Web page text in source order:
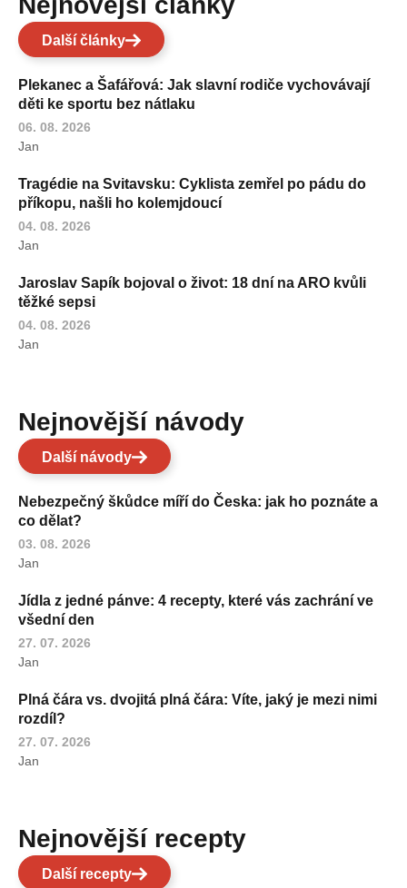
Další články
Plekanec a Šafářová: Jak slavní rodiče vychovávají
děti ke sportu bez nátlaku
06. 08. 2026
Jan
Tragédie na Svitavsku: Cyklista zemřel po pádu do
příkopu, našli ho kolemjdoucí
04. 08. 2026
Jan
Jaroslav Sapík bojoval o život: 18 dní na ARO kvůli
těžké sepsi
04. 08. 2026
Jan
Nejnovější návody
Další návody
Nebezpečný škůdce míří do Česka: jak ho poznáte a
co dělat?
03. 08. 2026
Jan
Jídla z jedné pánve: 4 recepty, které vás zachrání ve
všední den
27. 07. 2026
Jan
Plná čára vs. dvojitá plná čára: Víte, jaký je mezi nimi
rozdíl?
27. 07. 2026
Jan
Nejnovější recepty
Další recepty